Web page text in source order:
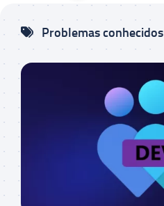
Problemas conhecidos